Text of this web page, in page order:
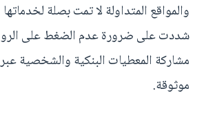
والمواقع المتداولة لا تمت بصلة لخدماتها
شددت على ضرورة عدم الضغط على
مشاركة المعطيات البنكية والشخصية
موثوقة.